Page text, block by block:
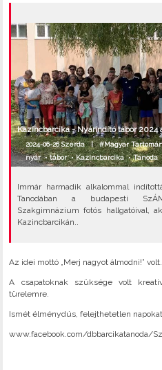
Kazincbarcika - Nyárindító tábor 2024
2024-06-26 Szerda |#Magyar
nyár•tábor•Kazincbarcika•Tanoda
Immár harmadik alkalommal
Tanodában a budapesti
Szakgimnázium fotós hallgatóival,
Kazincbarcikán..
Az idei mottó „Merj nagyot álmodni!” volt.
A csapatoknak szüksége volt
türelemre.
Ismét élménydús, felejthetetlen
www.facebook.com/dbbarcikatanoda/